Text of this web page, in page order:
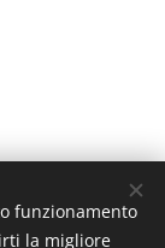
riservati.
funzionamento
la migliore